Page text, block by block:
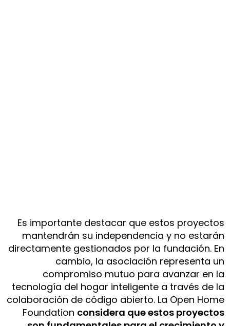
Es importante destacar que estos proyectos
mantendrán su independencia y no estarán
directamente gestionados por la fundación. En
cambio, la asociación representa un
compromiso mutuo para avanzar en la
tecnología del hogar inteligente a través de la
colaboración de código abierto. La Open Home
Foundation considera que estos proyectos